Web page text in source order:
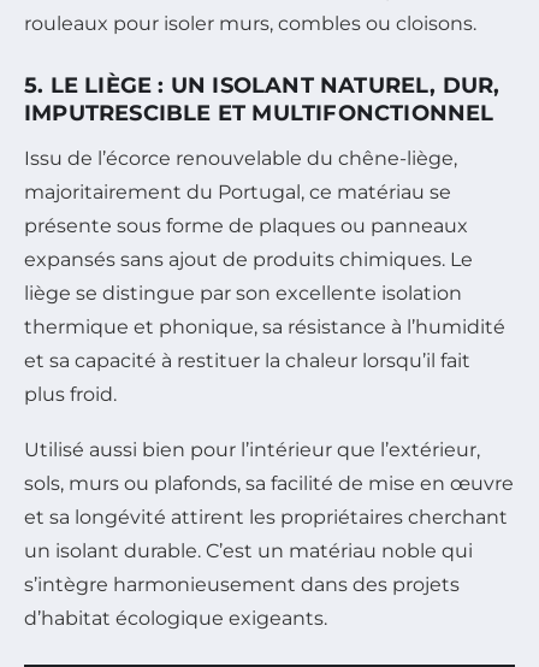
rouleaux pour isoler murs, combles ou cloisons.
5. LE LIÈGE : UN ISOLANT NATUREL, DUR,
IMPUTRESCIBLE ET MULTIFONCTIONNEL
Issu de l’écorce renouvelable du chêne-liège,
majoritairement du Portugal, ce matériau se
présente sous forme de plaques ou panneaux
expansés sans ajout de produits chimiques. Le
liège se distingue par son excellente isolation
thermique et phonique, sa résistance à l’humidité
et sa capacité à restituer la chaleur lorsqu’il fait
plus froid.
Utilisé aussi bien pour l’intérieur que l’extérieur,
sols, murs ou plafonds, sa facilité de mise en œuvre
et sa longévité attirent les propriétaires cherchant
un isolant durable. C’est un matériau noble qui
s’intègre harmonieusement dans des projets
d’habitat écologique exigeants.